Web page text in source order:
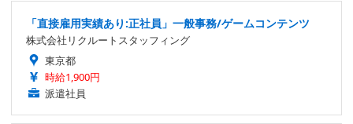
「直接雇用実績あり:正社員」一般事務/ゲームコンテンツ
株式会社リクルートスタッフィング
東京都
時給1,900円
派遣社員